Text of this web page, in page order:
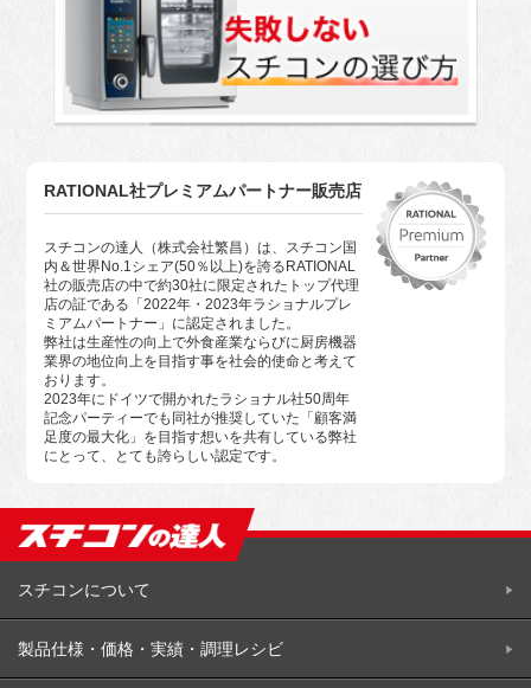
RATIONAL社プレミアムパートナー販売店
スチコンの達人（株式会社繁昌）は、スチコン国
内＆世界No.1シェア(50％以上)を誇るRATIONAL
社の販売店の中で約30社に限定されたトップ代理
店の証である「2022年・2023年ラショナルプレ
ミアムパートナー」に認定されました。
弊社は生産性の向上で外食産業ならびに厨房機器
業界の地位向上を目指す事を社会的使命と考えて
おります。
2023年にドイツで開かれたラショナル社50周年
記念パーティーでも同社が推奨していた「顧客満
足度の最大化」を目指す想いを共有している弊社
にとって、とても誇らしい認定です。
スチコンについて
製品仕様・価格・実績・調理レシビ